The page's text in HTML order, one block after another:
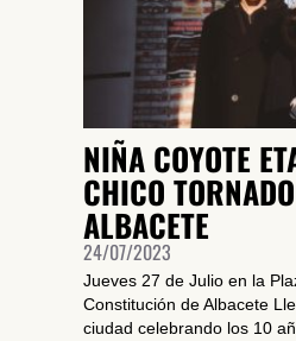
NIÑA COYOTE
CHICO
ALBACETE
24/07/2023
Jueves 27 de Julio en la
Constitución de Albacete
ciudad celebrando los 10